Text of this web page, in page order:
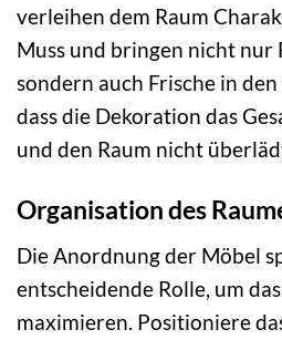
verleihen dem Raum
Muss und bringen nicht nur
sondern auch Frische in
dass die Dekoration das
und den Raum nicht
Organisation des
Die Anordnung der Möbel
entscheidende Rolle, um
maximieren. Positioniere